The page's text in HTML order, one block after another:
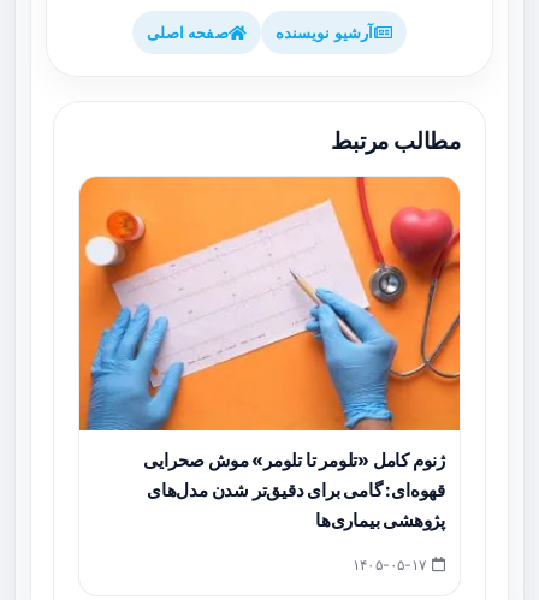
آرشیو نویسنده صفحه اصلی
مطالب مرتبط
ژنوم کامل «تلومر تا تلومر» موش صحرایی
قهوه‌ای: گامی برای دقیق‌تر شدن مدل‌های
پژوهشی بیماری‌ها